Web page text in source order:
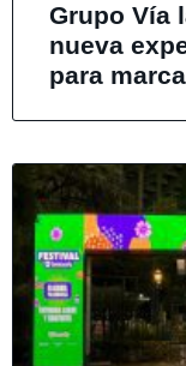
Grupo Vía
nueva
para